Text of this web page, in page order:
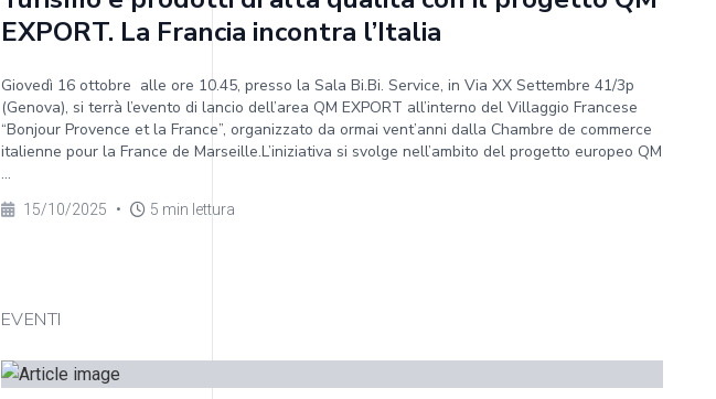
EXPORT. La Francia incontra l’Italia
Giovedì 16 ottobre alle ore 10.45, presso la Sala Bi.Bi. Service, in Via XX Settembre 41/3p
(Genova), si terrà l’evento di lancio dell’area QM EXPORT all’interno del Villaggio Francese
“Bonjour Provence et la France”, organizzato da ormai vent’anni dalla Chambre de commerce
italienne pour la France de Marseille.L’iniziativa si svolge nell’ambito del progetto europeo QM
...
15/10/2025 • 5 min lettura
EVENTI